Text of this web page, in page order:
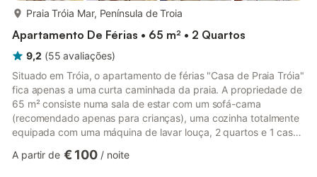
Praia Tróia Mar, Península de Troia
Apartamento De Férias • 65 m² • 2 Quartos
9,2 (55 avaliações)
Situado em Tróia, o apartamento de férias "Casa de Praia Tróia"
fica apenas a uma curta caminhada da praia. A propriedade de
65 m² consiste numa sala de estar com um sofá-cama
(recomendado apenas para crianças), uma cozinha totalmente
equipada com uma máquina de lavar louça, 2 quartos e 1 casa
que uma máquina de lavar roupa não está disponível - no
A partir de € 100 / noite